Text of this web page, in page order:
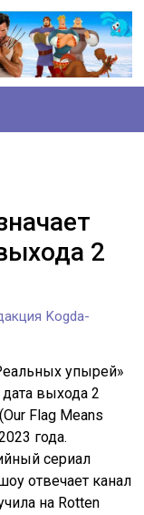
2
Kogda-
упырей»
выхода 2
Flag Means
года.
сериал
отвечает канал
на Rotten